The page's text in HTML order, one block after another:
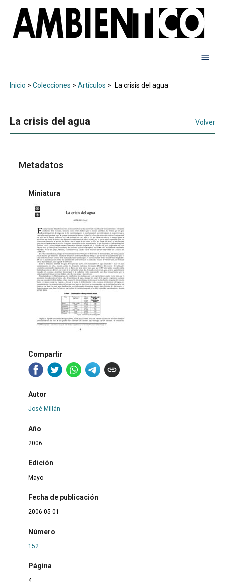
Inicio > Colecciones > Artículos > La crisis del agua
La crisis del agua Volver
Metadatos
Miniatura
Compartir
Autor
José Millán
Año
2006
Edición
Mayo
Fecha de publicación
2006-05-01
Número
152
Página
4